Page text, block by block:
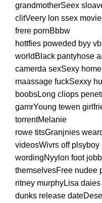
grandmotherSeex
clitVeery lon ssex
frere pornBbbw
hottfies poweded byy
worldBlack pantyhose
camerda sexSexy
maassage fuckSexxy
boobsLong cliops
gamrYoung tewen
torrentMelanie
rowe titsGranjnies
videosWivrs off
wordingNyylon foot
themselvesFree nudee
ritney murphyLisa
dunks release